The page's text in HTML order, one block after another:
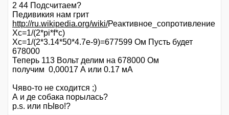
2 44 Подсчитаем?
Педивикия нам грит
http://ru.wikipedia.org/wiki/Реактивное_сопротивление
Хс=1/(2*pi*f*c)
Xc=1/(2*3.14*50*4.7e-9)=677599 Ом Пусть будет
678000
Теперь 113 Вольт делим на 678000 Ом
получим 0,00017 А или 0.17 мА
Чяво-то не сходится ;)
А и де собака порылась?
p.s. или пЫво!?